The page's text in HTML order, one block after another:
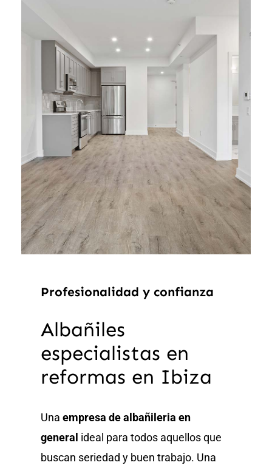
Profesionalidad y confianza
Albañiles
especialistas en
reformas en Ibiza
Unaempresa de albañileria en
general ideal para todos aquellos que
buscan seriedad y buen trabajo. Una